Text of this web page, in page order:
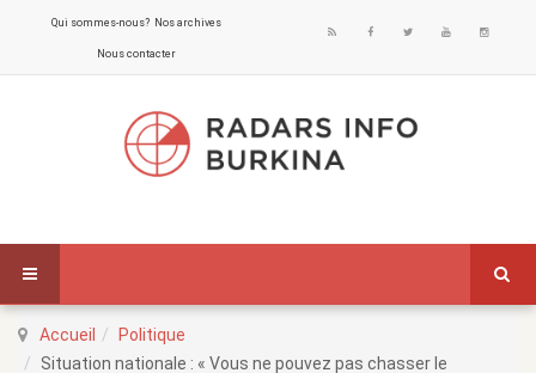
Qui sommes-nous? Nos archives
Nous contacter
Accueil
Politique
Situation nationale : « Vous ne pouvez pas chasser le